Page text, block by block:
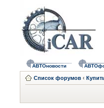
АВТОновости
Список форумов ‹